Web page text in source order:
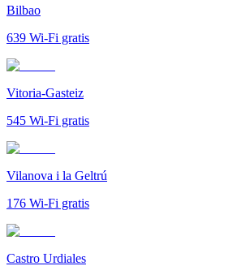
Bilbao
639 Wi-Fi gratis
Vitoria-Gasteiz
545 Wi-Fi gratis
Vilanova i la Geltrú
176 Wi-Fi gratis
Castro Urdiales